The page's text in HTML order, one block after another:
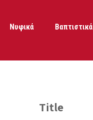
Νυφικά Βαπτιστικά
Title